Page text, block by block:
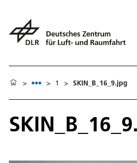
> > 1 > SKIN_B_16_9.jpg